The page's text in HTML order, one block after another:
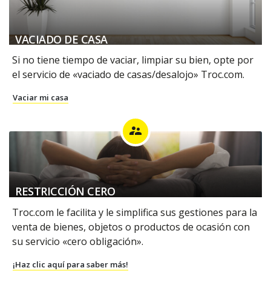
VACIADO DE CASA
Si no tiene tiempo de vaciar, limpiar su bien, opte por
el servicio de «vaciado de casas/desalojo» Troc.com.
Vaciar mi casa
supervisor_account
RESTRICCIÓN CERO
Troc.com le facilita y le simplifica sus gestiones para la
venta de bienes, objetos o productos de ocasión con
su servicio «cero obligación».
¡Haz clic aquí para saber más!